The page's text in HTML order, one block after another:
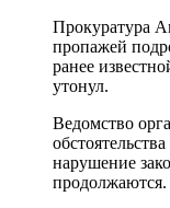
Прокуратура
пропажей
ранее
утонул.
Ведомство
нарушение
продолжаются.